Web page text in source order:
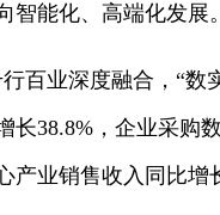
智能化、高端化发展。
百业深度融合，“
长38.8%，企业采购
业销售收入同比增